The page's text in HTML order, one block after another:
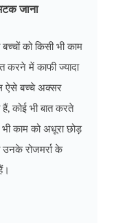
जाना
को किसी भी काम
करने में काफी ज्यादा
ऐसे बच्चे अक्सर
कोई भी बात करते
काम को अधूरा छोड़
रोजमर्रा के